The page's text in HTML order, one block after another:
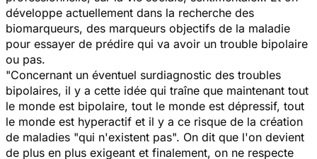
développe actuellement dans la recherche des
biomarqueurs, des marqueurs objectifs de la maladie
pour essayer de prédire qui va avoir un trouble bipolaire
ou pas.
"Concernant un éventuel surdiagnostic des troubles
bipolaires, il y a cette idée qui traîne que maintenant tout
le monde est bipolaire, tout le monde est dépressif, tout
le monde est hyperactif et il y a ce risque de la création
de maladies "qui n'existent pas". On dit que l'on devient
de plus en plus exigeant et finalement, on ne respecte